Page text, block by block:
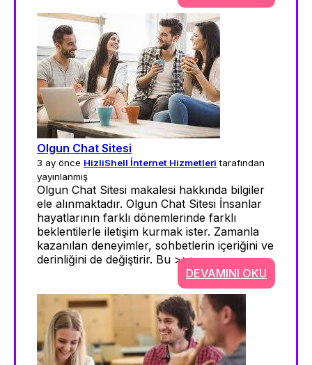
Olgun Chat Sitesi
3 ay önce HizliShell İnternet Hizmetleri tarafından
yayınlanmış
Olgun Chat Sitesi makalesi hakkında bilgiler
ele alınmaktadır. Olgun Chat Sitesi İnsanlar
hayatlarının farklı dönemlerinde farklı
beklentilerle iletişim kurmak ister. Zamanla
kazanılan deneyimler, sohbetlerin içeriğini ve
derinliğini de değiştirir. Bu >>>
DEVAMINI OKU